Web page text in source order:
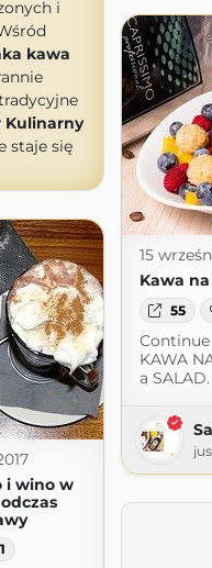
i
kawa
Kulinarny
staje się
15
Kawa na
55
KAWA
a SALAD.
i wino w
1